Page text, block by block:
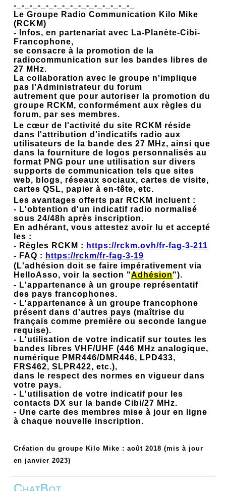
-_-_-_-_-_-_-_-_-_-_-_-_-_-_-_
Le Groupe Radio Communication Kilo Mike
(RCKM)
- Infos, en partenariat avec La-Planète-Cibi-
Francophone,
se consacre à la promotion de la
radiocommunication sur les bandes libres de
27 MHz.
La collaboration avec le groupe n'implique
pas l'Administrateur du forum
autrement que pour autoriser la promotion du
groupe RCKM, conformément aux règles du
forum, par ses membres.
Le cœur de l'activité du site RCKM réside
dans l'attribution d'indicatifs radio aux
utilisateurs de la bande des 27 MHz, ainsi que
dans la fourniture de logos personnalisés au
format PNG pour une utilisation sur divers
supports de communication tels que sites
web, blogs, réseaux sociaux, cartes de visite,
cartes QSL, papier à en-tête, etc.
Les avantages offerts par RCKM incluent :
- L'obtention d'un indicatif radio normalisé
sous 24/48h après inscription.
En adhérant, vous attestez avoir lu et accepté
les :
- Règles RCKM : https://rckm.ovh/fr-fag-3-211
- FAQ : https://rckm/fr-fag-3-19
(L'adhésion doit se faire impérativement via
HelloAsso, voir la section "Adhésion").
- L'appartenance à un groupe représentatif
des pays francophones.
- L'appartenance à un groupe francophone
présent dans d'autres pays (maîtrise du
français comme première ou seconde langue
requise).
- L'utilisation de votre indicatif sur toutes les
bandes libres VHF/UHF (446 MHz analogique,
numérique PMR446/DMR446, LPD433,
FRS462, SLPR422, etc.),
dans le respect des normes en vigueur dans
votre pays.
- L'utilisation de votre indicatif pour les
contacts DX sur la bande Cibi/27 MHz.
- Une carte des membres mise à jour en ligne
à chaque nouvelle inscription.
Création du groupe Kilo Mike : août 2018 (mis à jour
en janvier 2023)
ChatBot